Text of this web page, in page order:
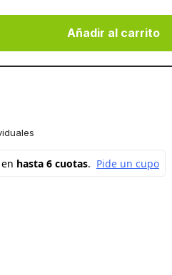
Añadir al carrito